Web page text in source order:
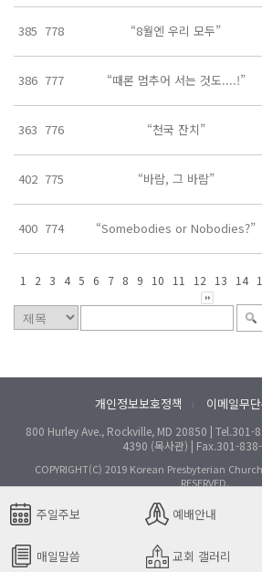
385 778 “8월엔 우리 모두”
386 777 “때론 멈추어 서는 것도....!”
363 776 “천국 잔치”
402 775 “바람, 그 바람”
400 774 “Somebodies or Nobodies?”
1 2 3 4 5 6 7 8 9 10 11 12 13 14
주일주보 예배안내
매일말씀 교회 갤러리
개인정보보호정책 l 이메일무
800 Hurley Ave., Rockville, MD 20850 |
4390 (목사관) | Fax.301-
COPYRIGHT(C) 2019 Korean Presbyterian
RESERVED.